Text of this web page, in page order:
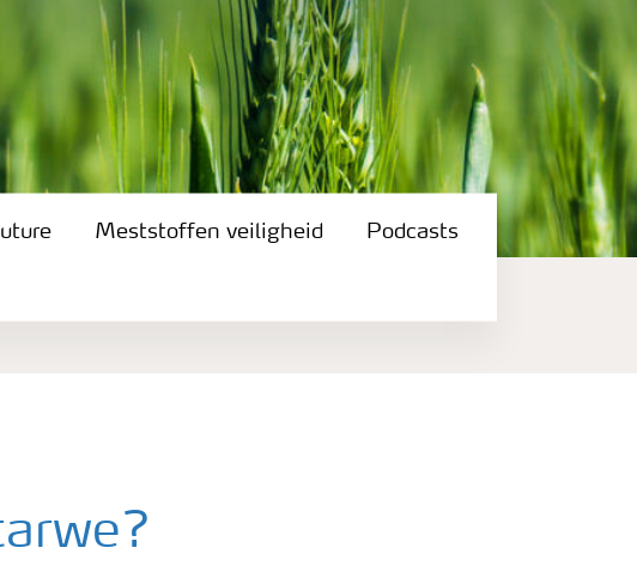
Meststoffen veiligheid Podcasts